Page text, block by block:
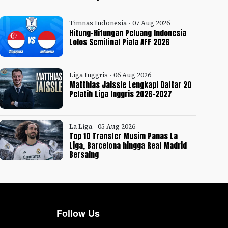
Timnas Indonesia - 07 Aug 2026
Hitung-Hitungan Peluang Indonesia
Lolos Semifinal Piala AFF 2026
Liga Inggris - 06 Aug 2026
Matthias Jaissle Lengkapi Daftar 20
Pelatih Liga Inggris 2026-2027
La Liga - 05 Aug 2026
Top 10 Transfer Musim Panas La
Liga, Barcelona hingga Real Madrid
Bersaing
Follow Us